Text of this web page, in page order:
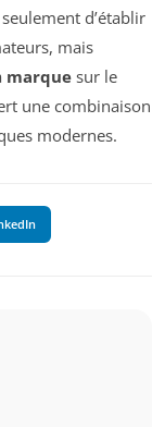
d’établir
mais
marque sur le
une combinaison
modernes.